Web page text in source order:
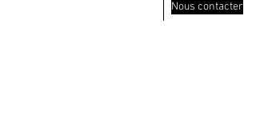
Nous contacter